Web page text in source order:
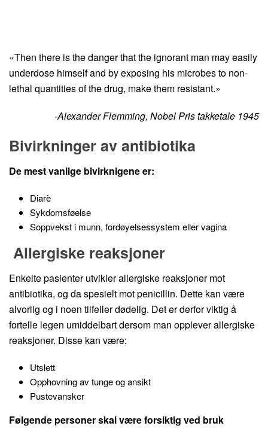
«Then there is the danger that the ignorant man may easily
underdose himself and by exposing his microbes to non-
lethal quantities of the drug, make them resistant.»
-Alexander Flemming, Nobel Pris takketale 1945
Bivirkninger av antibiotika
De mest vanlige bivirknigene er:
Diarè
Sykdomsføelse
Soppvekst i munn, fordøyelsessystem eller vagina
Allergiske reaksjoner
Enkelte pasienter utvikler allergiske reaksjoner mot
antibiotika, og da spesielt mot penicillin. Dette kan være
alvorlig og i noen tilfeller dødelig. Det er derfor viktig å
fortelle legen umiddelbart dersom man opplever allergiske
reaksjoner. Disse kan være:
Utslett
Opphovning av tunge og ansikt
Pustevansker
Følgende personer skal være forsiktig ved bruk